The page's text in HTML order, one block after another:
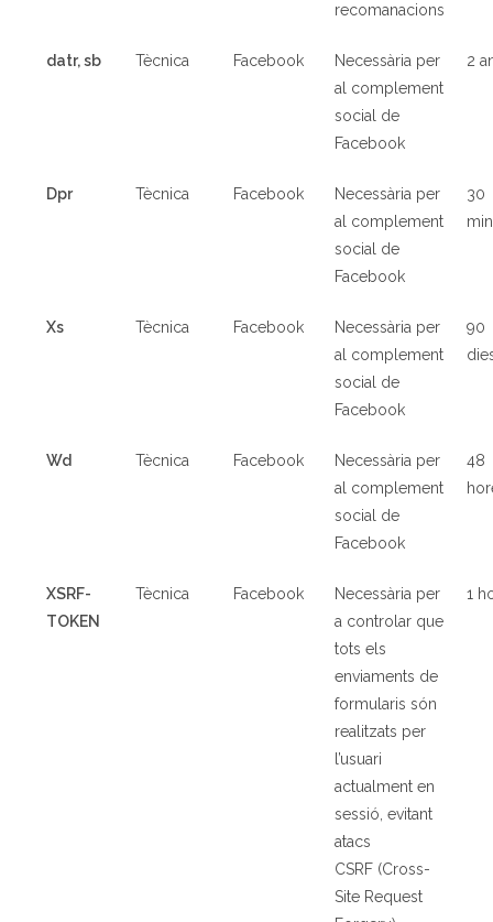
recomanacions
datr, sb Tècnica Facebook
Necessària per
al complement
social de
Facebook
2
Dpr Tècnica Facebook
Necessària per
al complement
social de
Facebook
30
Xs Tècnica Facebook
Necessària per
al complement
social de
Facebook
90
Wd Tècnica Facebook
Necessària per
al complement
social de
Facebook
48
XSRF-
TOKEN
Tècnica Facebook
Necessària per
a controlar que
tots els
enviaments de
formularis són
realitzats per
l’usuari
actualment en
sessió, evitant
atacs
CSRF (Cross-
Site Request
1